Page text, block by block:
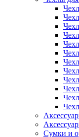
Сумки и